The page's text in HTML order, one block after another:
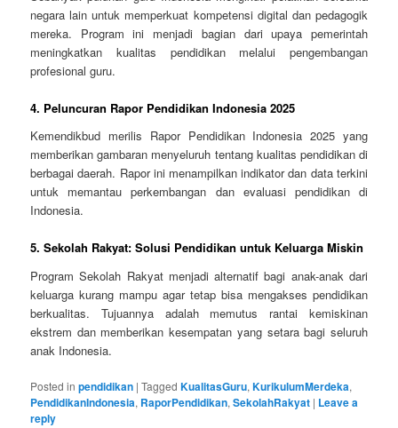
negara lain untuk memperkuat kompetensi digital dan pedagogik
mereka. Program ini menjadi bagian dari upaya pemerintah
meningkatkan kualitas pendidikan melalui pengembangan
profesional guru.
4. Peluncuran Rapor Pendidikan Indonesia 2025
Kemendikbud merilis Rapor Pendidikan Indonesia 2025 yang
memberikan gambaran menyeluruh tentang kualitas pendidikan di
berbagai daerah. Rapor ini menampilkan indikator dan data terkini
untuk memantau perkembangan dan evaluasi pendidikan di
Indonesia.
5.Sekolah Rakyat: Solusi Pendidikan untuk Keluarga Miskin
Program Sekolah Rakyat menjadi alternatif bagi anak-anak dari
keluarga kurang mampu agar tetap bisa mengakses pendidikan
berkualitas. Tujuannya adalah memutus rantai kemiskinan
ekstrem dan memberikan kesempatan yang setara bagi seluruh
anak Indonesia.
Posted in pendidikan |Tagged KualitasGuru,KurikulumMerdeka,
PendidikanIndonesia, RaporPendidikan,SekolahRakyat | Leave a
reply